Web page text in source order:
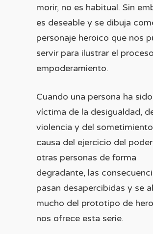
morir, no es habitual. Sin
es deseable y se dibuja
personaje heroico que nos
servir para ilustrar el
empoderamiento.
Cuando una persona ha sido
víctima de la desigualdad,
violencia y del
causa del ejercicio del
otras personas de forma
degradante, las
pasan desapercibidas y se
mucho del prototipo de
nos ofrece esta serie.